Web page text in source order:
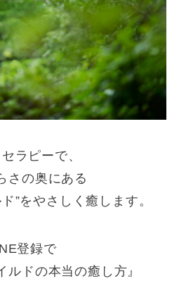
ラピーで、
さの奥にある
”をやさしく癒します。
登録で
ルドの本当の癒し方』